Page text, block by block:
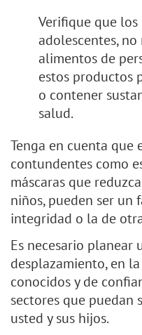
Verifique que los
adolescentes,
alimentos de
estos productos
o contener
salud.
Tenga en cuenta que
contundentes como
máscaras que
niños, pueden ser un
integridad o la de
Es necesario planear
desplazamiento, en
conocidos y de
sectores que puedan
usted y sus hijos.